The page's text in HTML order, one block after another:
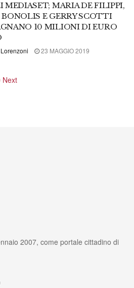
MEDIASET; MARIA DE FILIPPI,
E GERRY SCOTTI
10 MILIONI DI EURO
23 MAGGIO 2019
Next
2007, come portale cittadino di